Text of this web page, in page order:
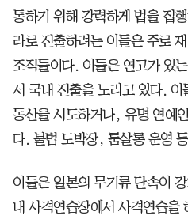
통하기 위해 강력하게 법을 집
라로 진출하려는 이들은 주로
조직들이다. 이들은 연고가 있
서 국내 진출을 노리고 있다. 이
동산을 시도하거나, 유명 연예
다. 불법 도박장, 룸살롱 운영
이들은 일본의 무기류 단속이
내 사격연습장에서 사격연습을